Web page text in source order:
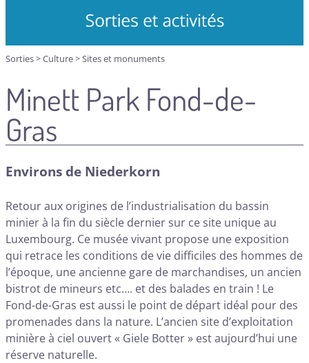
Sorties>Culture>Sites et monuments
Minett Park Fond-de-
Gras
Environs de Niederkorn
Retour aux origines de l’industrialisation du bassin
minier à la fin du siècle dernier sur ce site unique au
Luxembourg. Ce musée vivant propose une exposition
qui retrace les conditions de vie difficiles des hommes de
l’époque, une ancienne gare de marchandises, un ancien
bistrot de mineurs etc…. et des balades en train ! Le
Fond-de-Gras est aussi le point de départ idéal pour des
promenades dans la nature. L’ancien site d’exploitation
minière à ciel ouvert « Giele Botter » est aujourd’hui une
réserve naturelle.